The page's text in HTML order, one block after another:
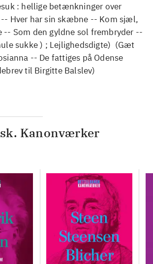
: hellige betænkninger over
-- Hver har sin skæbne -- Kom sjæl,
-- Som den gyldne sol frembryder --
sukke ) ; Lejlighedsdigte) (Gæt
-- De fattiges på Odense
til Birgitte Balslev)
Kanonværker